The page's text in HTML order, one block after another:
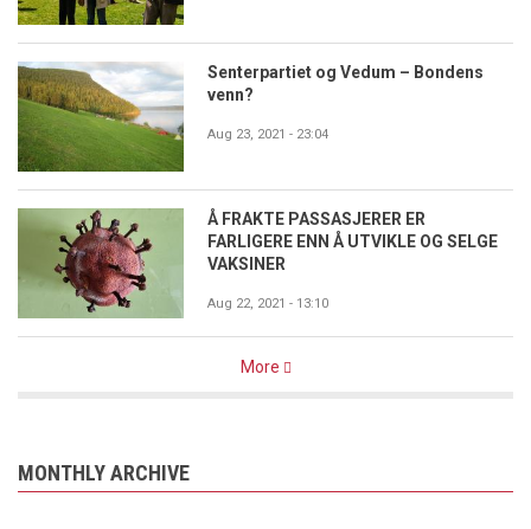
Senterpartiet og Vedum – Bondens
venn?
Aug 23, 2021 - 23:04
Å FRAKTE PASSASJERER ER
FARLIGERE ENN Å UTVIKLE OG SELGE
VAKSINER
Aug 22, 2021 - 13:10
More
MONTHLY ARCHIVE